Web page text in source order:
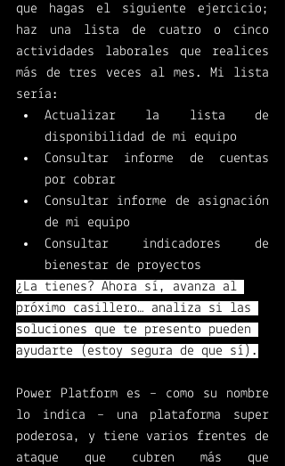
que hagas el siguiente ejercicio;
haz una lista de cuatro o cinco
actividades laborales que realices
más de tres veces al mes. Mi lista
sería:
Actualizar la lista de
disponibilidad de mi equipo
Consultar informe de cuentas
por cobrar
Consultar informe de asignación
de mi equipo
Consultar indicadores de
bienestar de proyectos
¿La tienes? Ahora sí, avanza al
próximo casillero… analiza si las
soluciones que te presento pueden
ayudarte (estoy segura de que sí).
Power Platform es – como su nombre
lo indica – una plataforma super
poderosa, y tiene varios frentes de
ataque que cubren más que